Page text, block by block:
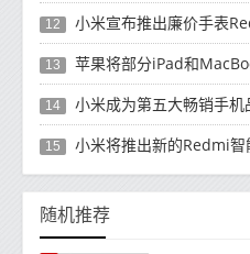
12 小米宣布推出廉价手表
13 苹果将部分iPad和
14 小米成为第五大畅销手机
15 小米将推出新的Redmi智
随机推荐